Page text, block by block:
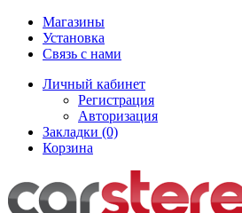
Магазины
Установка
Связь с нами
Личный кабинет
Регистрация
Авторизация
Закладки (0)
Корзина